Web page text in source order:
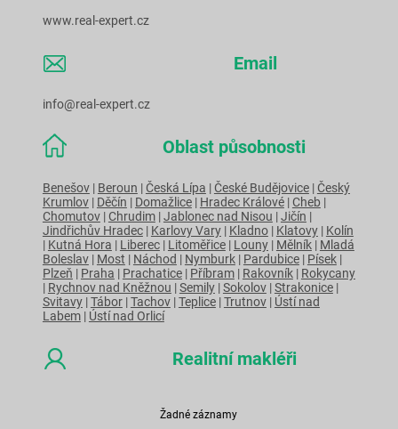
www.real-expert.cz
Email
info@real-expert.cz
Oblast působnosti
Benešov| Beroun |Česká Lípa |České Budějovice|Český
Krumlov| Děčín | Domažlice| Hradec Králové|Cheb |
Chomutov|Chrudim|Jablonec nad Nisou |Jičín |
Jindřichův Hradec| Karlovy Vary| Kladno| Klatovy| Kolín
| Kutná Hora | Liberec| Litoměřice| Louny| Mělník| Mladá
Boleslav| Most | Náchod | Nymburk| Pardubice| Písek|
Plzeň | Praha | Prachatice| Příbram| Rakovník| Rokycany
| Rychnov nad Kněžnou |Semily|Sokolov|Strakonice|
Svitavy|Tábor|Tachov|Teplice|Trutnov| Ústí nad
Labem| Ústí nad Orlicí
Realitní makléři
Žadné záznamy